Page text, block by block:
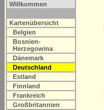
Willkommen
Kartenübersicht
Belgien
Bosnien-
Herzegowina
Dänemark
Deutschland
Estland
Finnland
Frankreich
Großbritannien